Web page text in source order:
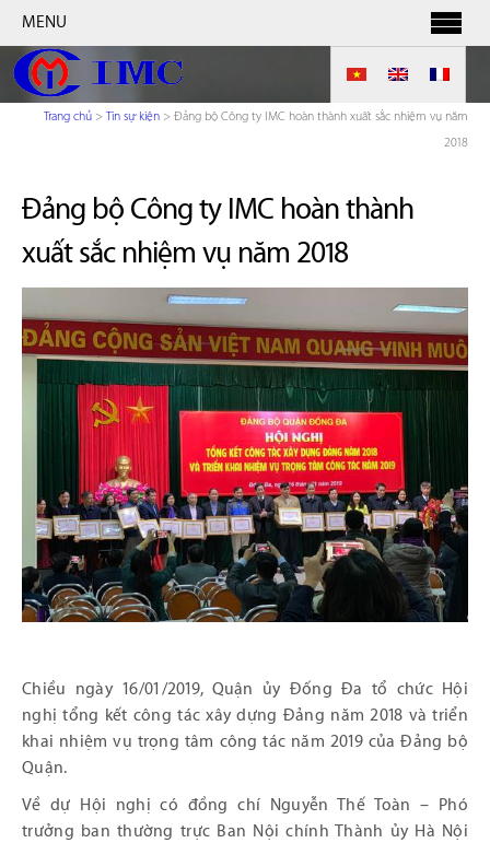
MENU
Trang chủ > Tin sự kiện > Đảng bộ Công ty IMC hoàn thành xuất sắc nhiệm vụ năm
2018
Đảng bộ Công ty IMC hoàn thành
xuất sắc nhiệm vụ năm 2018
Chiều ngày 16/01/2019, Quận ủy Đống Đa tổ chức Hội
nghị tổng kết công tác xây dựng Đảng năm 2018 và triển
khai nhiệm vụ trọng tâm công tác năm 2019 của Đảng bộ
Quận.
Về dự Hội nghị có đồng chí Nguyễn Thế Toàn – Phó
trưởng ban thường trực Ban Nội chính Thành ủy Hà Nội